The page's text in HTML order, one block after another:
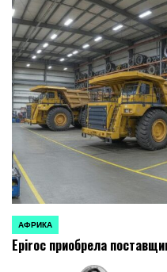
ОПУБЛИКОВАНО
В
АФРИКА
Epiroc приобрела